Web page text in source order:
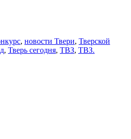
, новости Твери, Тверской
, Тверь сегодня, ТВЗ, ТВЗ.